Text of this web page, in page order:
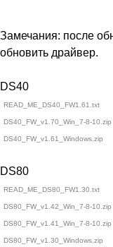
Замечания: после
обновить драйвер.
DS40
READ_ME_DS40_FW1.61.txt
DS40_FW_v1.70_Win_7-8-10.zip
DS40_FW_v1.61_Windows.zip
DS80
READ_ME_DS80_FW1.30.txt
DS80_FW_v1.42_Win_7-8-10.zip
DS80_FW_v1.41_Win_7-8-10.zip
DS80_FW_v1.30_Windows.zip